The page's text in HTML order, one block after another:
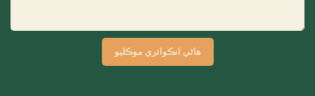
هاڻي انڪوائري موڪليو